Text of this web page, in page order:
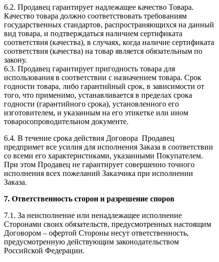
6.2. Продавец гарантирует надлежащее качество Товара.
Качество товара должно соответствовать требованиям
государственных стандартов, распространяющихся на данный
вид товара, и подтверждаться наличием сертификата
соответствия (качества), в случаях, когда наличие сертификата
соответствия (качества) на товар является обязательным по
закону.
6.3. Продавец гарантирует пригодность товара для
использования в соответствии с назначением товара. Срок
годности товара, либо гарантийный срок, в зависимости от
того, что применимо, устанавливается в пределах срока
годности (гарантийного срока), установленного его
изготовителем, и указанным на его этикетке или ином
товаросопроводительном документе.
6.4. В течение срока действия Договора Продавец
предпримет все усилия для исполнения Заказа в соответствии
со всеми его характеристиками, указанными Покупателем.
При этом Продавец не гарантирует совершенно точного
исполнения всех пожеланий Заказчика при исполнении
Заказа.
7. Ответственность сторон и разрешение споров
7.1. За неисполнение или ненадлежащее исполнение
Сторонами своих обязательств, предусмотренных настоящим
Договором – офертой Стороны несут ответственность,
предусмотренную действующим законодательством
Российской Федерации.